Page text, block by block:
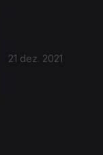
21 dez. 2021